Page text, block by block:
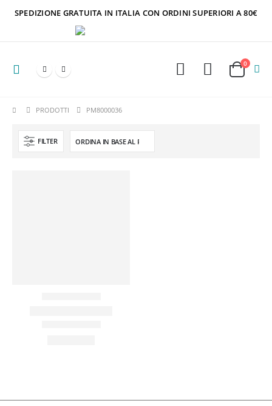
SPEDIZIONE GRATUITA IN ITALIA CON ORDINI SUPERIORI A 80€
0
PRODOTTI PM8000036
FILTER